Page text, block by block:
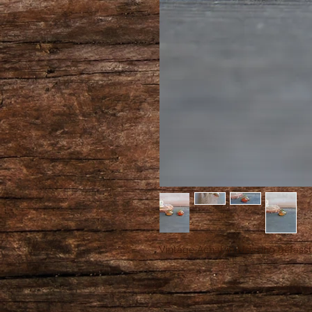
Vintage Achat in Mdssing